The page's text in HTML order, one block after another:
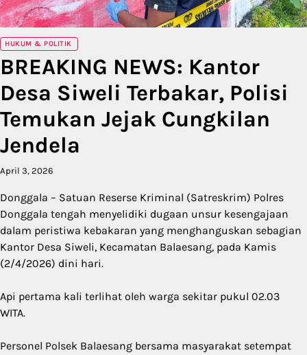
HUKUM & POLITIK
BREAKING NEWS: Kantor
Desa Siweli Terbakar, Polisi
Temukan Jejak Cungkilan
Jendela
April 3, 2026
Donggala – Satuan Reserse Kriminal (Satreskrim) Polres
Donggala tengah menyelidiki dugaan unsur kesengajaan
dalam peristiwa kebakaran yang menghanguskan sebagian
Kantor Desa Siweli, Kecamatan Balaesang, pada Kamis
(2/4/2026) dini hari.
Api pertama kali terlihat oleh warga sekitar pukul 02.03
WITA.
Personel Polsek Balaesang bersama masyarakat setempat